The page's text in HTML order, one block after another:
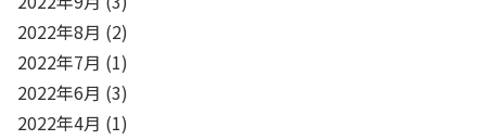
2022年8月 (2)
2022年7月 (1)
2022年6月 (3)
2022年4月 (1)